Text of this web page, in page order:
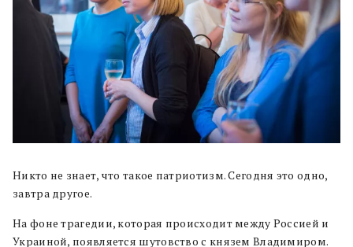
Никто не знает, что такое патриотизм. Сегодня это одно,
завтра другое.
На фоне трагедии, которая происходит между Россией и
Украиной, появляется шутовство с князем Владимиром.